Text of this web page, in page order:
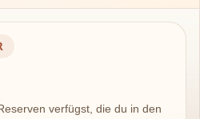
verfügst, die du in den